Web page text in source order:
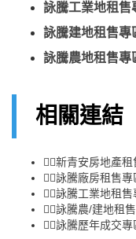
詠騰工業地租售
詠騰建地租售專
詠騰農地租售專
相關連結
👉🏻新青安房地產租
👉🏻詠騰廠房租售專
👉🏻詠騰工業地租售
👉🏻詠騰農/建地租
👉🏻詠騰歷年成交專